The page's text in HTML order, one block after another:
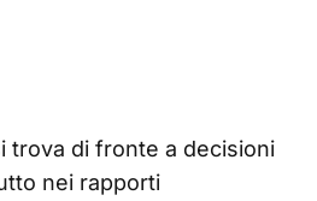
trova di fronte a decisioni
nei rapporti